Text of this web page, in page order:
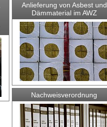
Anlieferung von Asbest und
Dämmaterial im AWZ
Nachweisverordnung